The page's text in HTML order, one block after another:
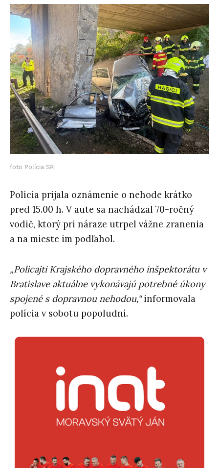
foto Polícia SR
Polícia prijala oznámenie o nehode krátko
pred 15.00 h. V aute sa nachádzal 70-ročný
vodič, ktorý pri náraze utrpel vážne zranenia
a na mieste im podľahol.
„Policajti Krajského dopravného inšpektorátu v
Bratislave aktuálne vykonávajú potrebné úkony
spojené s dopravnou nehodou,“informovala
polícia v sobotu popoludní.